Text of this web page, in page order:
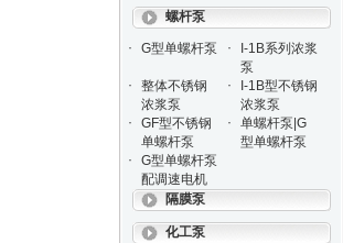
螺杆泵
·
G型单螺杆泵 ·
I-1B系列浓浆
泵
·
整体不锈钢
浓浆泵
·
I-1B型不锈钢
浓浆泵
·
GF型不锈钢
单螺杆泵
·
单螺杆泵|G
型单螺杆泵
·
G型单螺杆泵
配调速电机
隔膜泵
化工泵